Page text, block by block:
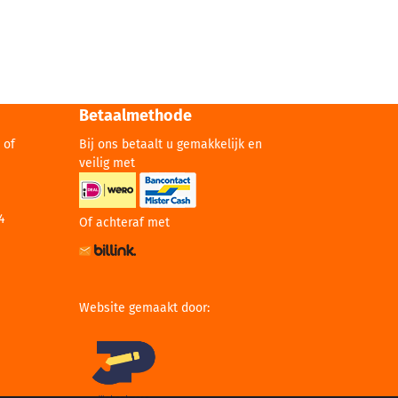
of
Betaalmethode
Bij ons betaalt u gemakkelijk en
veilig met
Of achteraf met
Website gemaakt door: